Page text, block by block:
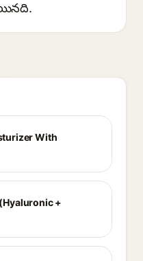
With
+